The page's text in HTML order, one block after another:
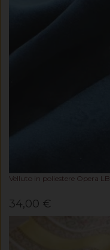
Velluto in poliestere Opera LB
34,00 €